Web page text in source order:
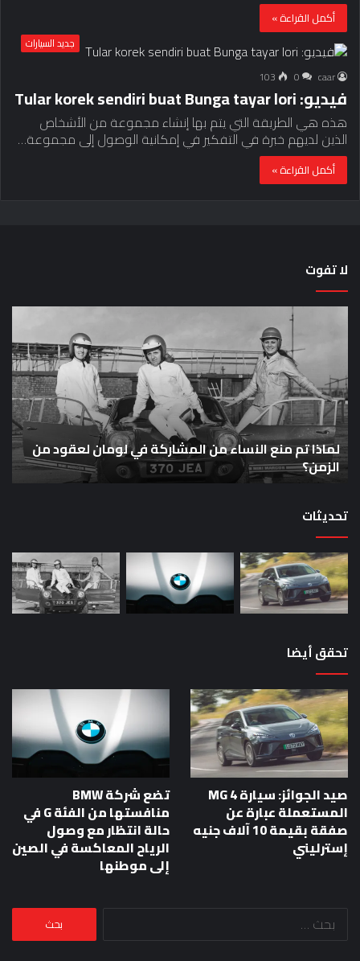
أكمل القراءة »
جديد السيارات
caar
0
103
فيديو: Tular korek sendiri buat Bunga tayar lori
هذه هي الطريقة التي يتم بها إنشاء مجموعة من الأشخاص
الذين لديهم خبرة في التفكير في إمكانية الوصول إلى مجموعة…
أكمل القراءة »
لا تفوت
لماذا
من
المشاركة
في
لومان
لعقود
من
الزمن؟
لماذا تم منع النساء من المشاركة في لومان لعقود من
الزمن؟
تحديثات
تحقق أيضا
صيد الجوائز: سيارة MG 4
المستعملة عبارة عن
صفقة بقيمة 10 آلاف جنيه
إسترليني
تضع شركة BMW
منافستها من الفئة G في
حالة انتظار مع وصول
الرياح المعاكسة في الصين
إلى موطنها
البحث